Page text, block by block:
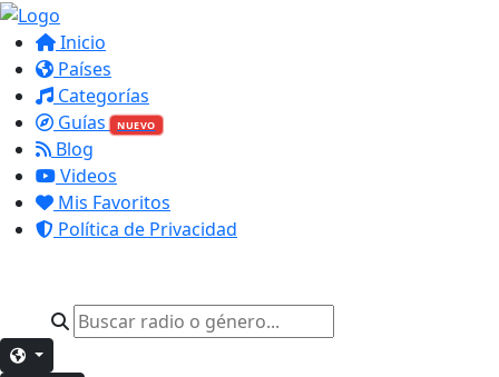
Inicio
Países
Categorías
Guías
NUEVO
Blog
Videos
Mis Favoritos
Política de Privacidad